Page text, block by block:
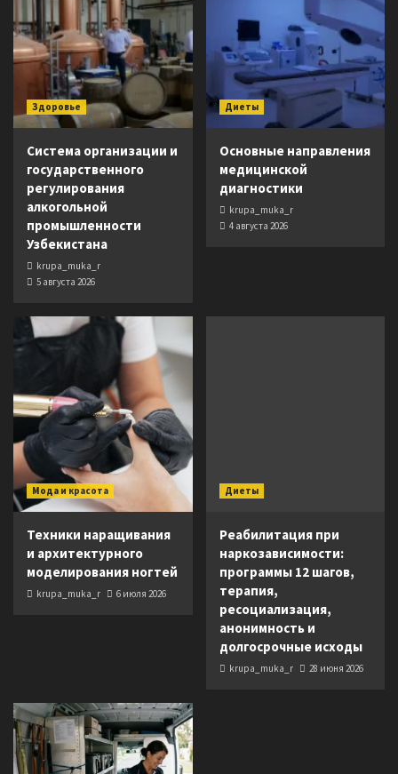
Здоровье
Система организации и
государственного
регулирования
алкогольной
промышленности
Узбекистана
krupa_muka_r
5 августа 2026
Диеты
Основные направления
медицинской
диагностики
krupa_muka_r
4 августа 2026
Мода и красота
Техники наращивания
и архитектурного
моделирования ногтей
krupa_muka_r 6 июля 2026
Диеты
Реабилитация при
наркозависимости:
программы 12 шагов,
терапия,
ресоциализация,
анонимность и
долгосрочные исходы
krupa_muka_r 28 июня 2026